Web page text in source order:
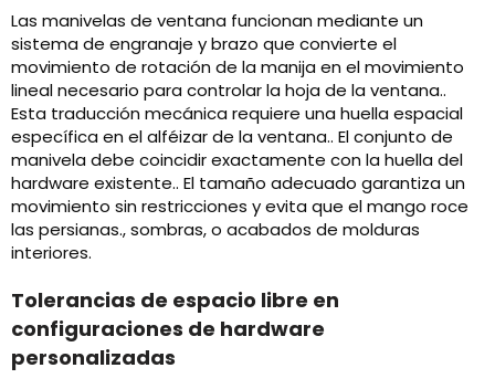
Las manivelas de ventana funcionan mediante un
sistema de engranaje y brazo que convierte el
movimiento de rotación de la manija en el movimiento
lineal necesario para controlar la hoja de la ventana..
Esta traducción mecánica requiere una huella espacial
específica en el alféizar de la ventana.. El conjunto de
manivela debe coincidir exactamente con la huella del
hardware existente.. El tamaño adecuado garantiza un
movimiento sin restricciones y evita que el mango roce
las persianas., sombras, o acabados de molduras
interiores.
Tolerancias de espacio libre en
configuraciones de hardware
personalizadas